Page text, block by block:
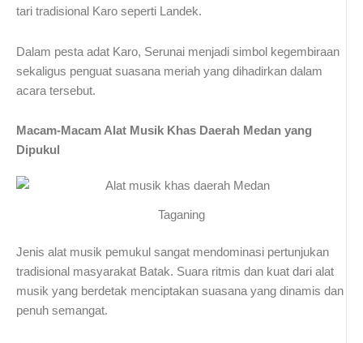
tari tradisional Karo seperti Landek.
Dalam pesta adat Karo, Serunai menjadi simbol kegembiraan
sekaligus penguat suasana meriah yang dihadirkan dalam
acara tersebut.
Macam-Macam Alat Musik Khas Daerah Medan yang
Dipukul
Taganing
Jenis alat musik pemukul sangat mendominasi pertunjukan
tradisional masyarakat Batak. Suara ritmis dan kuat dari alat
musik yang berdetak menciptakan suasana yang dinamis dan
penuh semangat.